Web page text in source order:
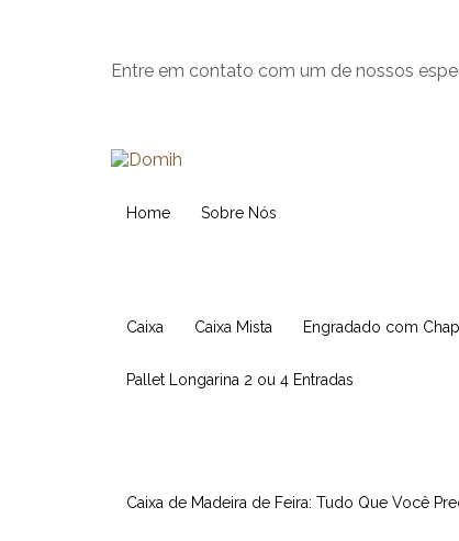
Entre em contato com um de nossos
Home Sobre Nós
Caixa Caixa Mista Engradado com
Pallet Longarina 2 ou 4 Entradas
Caixa de Madeira de Feira: Tudo Que Você